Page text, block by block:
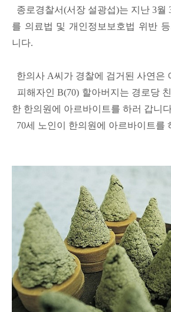
종로경찰서(서장 설광섭)는 지난 3월
를 의료법 및 개인정보보호법 위반
니다.
한의사 A씨가 경찰에 검거된 사연은
피해자인 B(70) 할아버지는 경로당
한 한의원에 아르바이트를 하러 갑니
70세 노인이 한의원에 아르바이트를